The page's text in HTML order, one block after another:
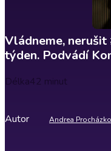
Vládneme,
týden. Podvádí
Délka42 minut
Autor Andrea